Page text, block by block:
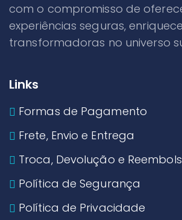
com o compromisso de
experiências seguras,
transformadoras no universo
Links
Formas de Pagamento
Frete, Envio e Entrega
Troca, Devolução e
Política de Segurança
Política de Privacidade